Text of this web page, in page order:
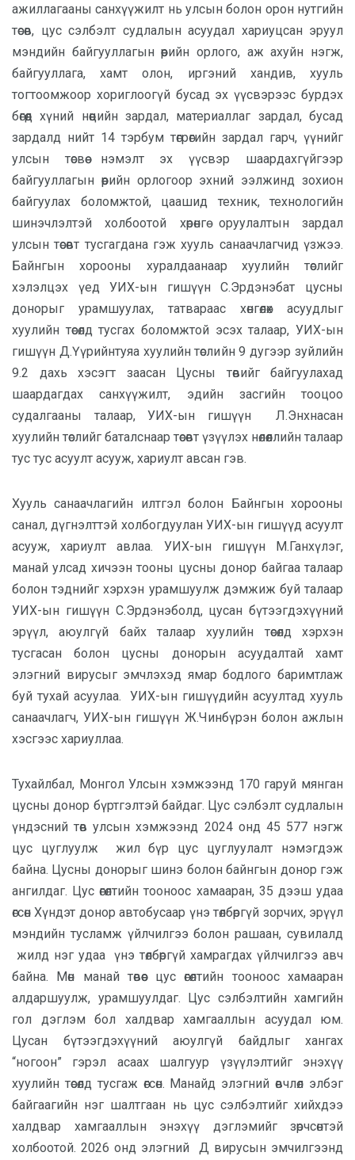
ажиллагааны санхүүжилт нь улсын болон орон нутгийн
төсөв, цус сэлбэлт судлалын асуудал хариуцсан эруул
мэндийн байгyуллагын өөрийн орлого, аж ахуйн нэгж,
байгyуллага, хамт олон, иргэний хандив, хууль
тогтоомжоор хориглоогүй бусад эх үүсвэрээс бурдэх
бөгөөд хүний нөөцийн зардал, материаллаг зардал, бусад
зардалд нийт 14 тэрбум төгрөгийн зардал гарч, үүнийг
улсын төсвөө нэмэлт эх үүсвэр шаардахгүйгээр
байгууллагын өөрийн орлогоор эхний ээлжинд зохион
байгуулах боломжтой, цаашид техник, технологийн
шинэчлэлтэй холбоотой хөрөнгө оруулалтын зардал
улсын төсөвт тусгагдана гэж хууль санаачлагчид үзжээ.
Байнгын хорооны хуралдаанаар хуулийн төслийг
хэлэлцэх үед УИХ-ын гишүүн С.Эрдэнэбат цусны
донорыг урамшуулах, татвараас хөнгөлөх асуудлыг
хуулийн төсөлд тусгах боломжтой эсэх талаар, УИХ-ын
гишүүн Д.Үүрийнтуяа хуулийн төслийн 9 дугээр зуйлийн
9.2 дахь хэсэгт заасан Цусны төвийг байгуулахад
шаардагдах санхүүжилт, эдийн засгийн тооцоо
судалгааны талаар, УИХ-ын гишүүн Л.Энхнасан
хуулийн төслийг баталснаар төсөвт үзүүлэх нөлөөллийн талаар
тус тус асуулт асууж, хариулт авсан гэв.
Хууль санаачлагийн илтгэл болон Байнгын хорооны
санал, дүгнэлттэй холбогдуулан УИХ-ын гишүүд асуулт
асууж, хариулт авлаа. УИХ-ын гишүүн М.Ганхүлэг,
манай улсад хичээн тооны цусны донор байгаа талаар
болон тэднийг хэрхэн урамшуулж дэмжиж буй талаар
УИХ-ын гишүүн С.Эрдэнэболд, цусан бүтээгдэхүүний
эрүүл, аюулгүй байх талаар хуулийн төсөлд хэрхэн
тусгасан болон цусны донорын асуудалтай хамт
элэгний вирусыг эмчлэхэд ямар бодлого баримтлаж
буй тухай асуулаа. УИХ-ын гишүүдийн асуултад хууль
санаачлагч, УИХ-ын гишүүн Ж.Чинбүрэн болон ажлын
хэсгээс хариуллаа.
Тухайлбал, Монгол Улсын хэмжээнд 170 гаруй мянган
цусны донор бүртгэлтэй байдаг. Цус сэлбэлт судлалын
үндэсний төв улсын хэмжээнд 2024 онд 45 577 нэгж
цус цуглуулж жил бүр цус цуглуулалт нэмэгдэж
байна. Цусны донорыг шинэ болон байнгын донор гэж
ангилдаг. Цус өгөлтийн тооноос хамааран, 35 дээш удаа
өгсөн Хүндэт донор автобусаар үнэ төлбөргүй зорчих, эрүүл
мэндийн тусламж үйлчилгээ болон рашаан, сувилалд
жилд нэг удаа үнэ төлбөргүй хамрагдах үйлчилгээ авч
байна. Мөн манай төвөөс цус өгөлтийн тооноос хамааран
алдаршуулж, урамшуулдаг. Цус сэлбэлтийн хамгийн
гол дэглэм бол халдвар хамгааллын асуудал юм.
Цусан бүтээгдэхүүний аюулгүй байдлыг хангах
“ногоон” гэрэл асаах шалгуур үзүүлэлтийг энэхүү
хуулийн төсөлд тусгаж өгсөн. Манайд элэгний өвчлөл элбэг
байгаагийн нэг шалтгаан нь цус сэлбэлтийг хийхдээ
халдвар хамгааллын энэхүү дэглэмийг зөрчсөнтэй
холбоотой. 2026 онд элэгний Д вирусын эмчилгээнд